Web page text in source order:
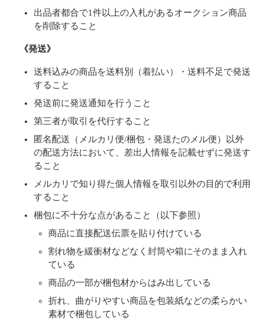
出品者都合で1件以上の入札があるオークション商品
を削除すること
《発送》
送料込みの商品を送料別（着払い）・送料不足で発送
すること
発送前に発送通知を行うこと
第三者が取引を代行すること
匿名配送（メルカリ便/梱包・発送たのメル便）以外
の配送方法において、差出人情報を記載せずに発送す
ること
メルカリで知り得た個人情報を取引以外の目的で利用
すること
梱包に不十分な点があること（以下参照）
商品に直接配送伝票を貼り付けている
割れ物を緩衝材などなく封筒や箱にそのまま入れ
ている
商品の一部が梱包材からはみ出している
折れ、曲がりやすい商品を包装紙などの柔らかい
素材で梱包している